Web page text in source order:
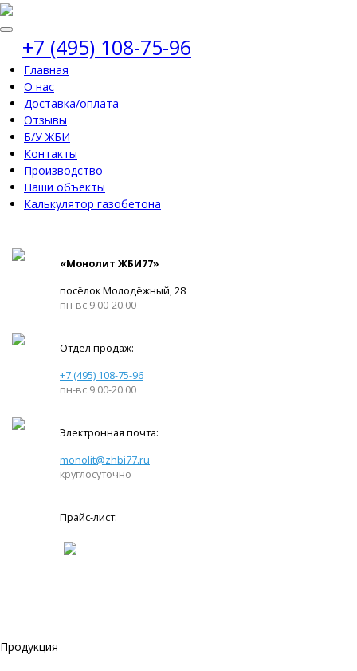
+7 (495) 108-75-96
Главная
О нас
Доставка/оплата
Отзывы
Б/У ЖБИ
Контакты
Производство
Наши объекты
Калькулятор газобетона
«Монолит ЖБИ77»
посёлок Молодёжный, 28
пн-вс 9.00-20.00
Отдел продаж:
+7 (495) 108-75-96
пн-вс 9.00-20.00
Электронная почта:
monolit@zhbi77.ru
круглосуточно
Прайс-лист:
Продукция